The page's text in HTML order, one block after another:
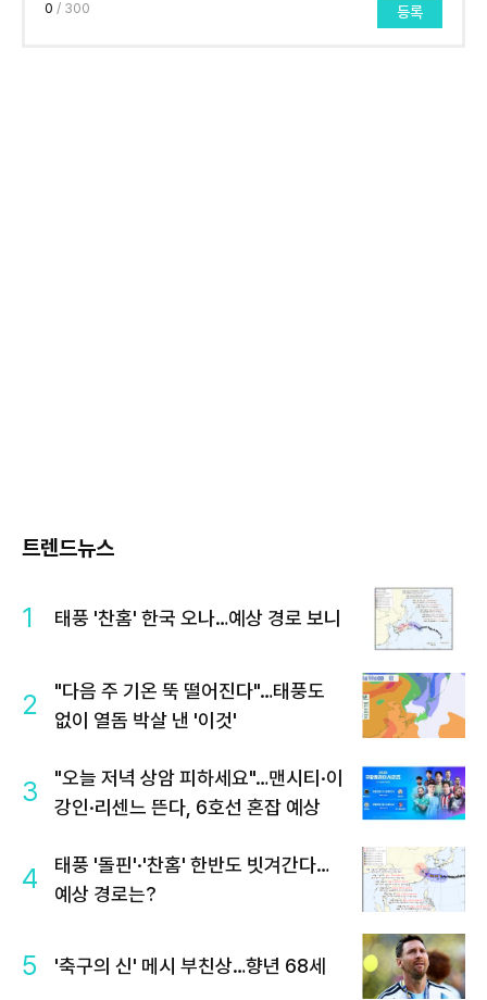
0 / 300 등록
트렌드뉴스
1 태풍 '찬홈' 한국 오나…예상 경로 보니
2
"다음 주 기온 뚝 떨어진다"…태풍도
없이 열돔 박살 낸 '이것'
3
"오늘 저녁 상암 피하세요"…맨시티·이
강인·리센느 뜬다, 6호선 혼잡 예상
4
태풍 '돌핀'·'찬홈' 한반도 빗겨간다…
예상 경로는?
5 '축구의 신' 메시 부친상…향년 68세